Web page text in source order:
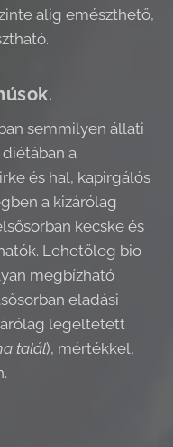
alig emészthető,
.
semmilyen állati
a
és hal, kapirgálós
a kizárólag
kecske és
Lehetőleg bio
megbízható
eladási
legeltetett
talál), mértékkel,